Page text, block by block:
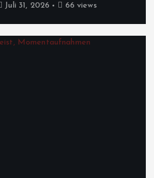
Juli 31, 2026 66 views